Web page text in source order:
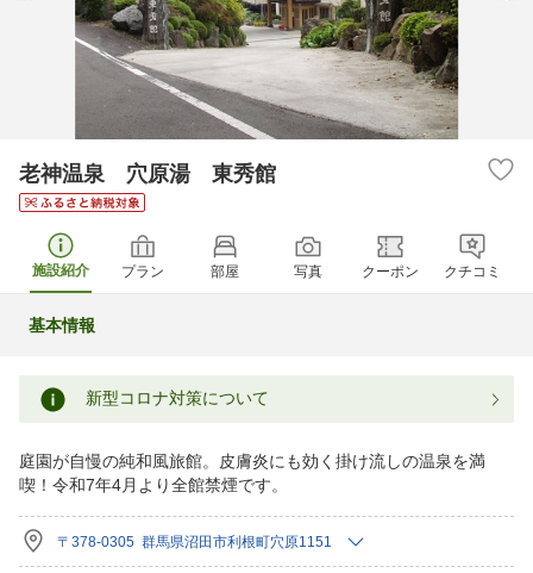
老神温泉 穴原湯 東秀館
施設紹介 プラン 部屋 写真 クーポン クチコミ
基本情報
新型コロナ対策について
庭園が自慢の純和風旅館。皮膚炎にも効く掛け流しの温泉を満
喫！令和7年4月より全館禁煙です。
〒378-0305 群馬県沼田市利根町穴原1151